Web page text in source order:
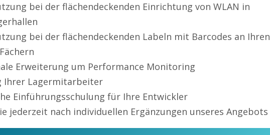
bei der flächendeckenden Einrichtung von WLAN in
bei der flächendeckenden Labeln mit Barcodes an Ihren
Erweiterung um Performance Monitoring
Ihrer Lagermitarbeiter
Einführungsschulung für Ihre Entwickler
jederzeit nach individuellen Ergänzungen unseres Angebots